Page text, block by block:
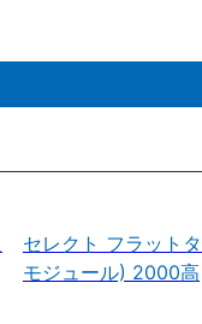
セレクト フラット
モジュール) 2000高